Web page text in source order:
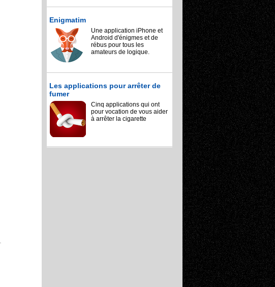
Enigmatim
Une application iPhone et
Android d'énigmes et de
rébus pour tous les
amateurs de logique.
Les applications pour arrêter de
fumer
Cinq applications qui ont
pour vocation de vous aider
à arrêter la cigarette